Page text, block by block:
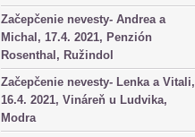
Začepčenie nevesty- Andrea a
Michal, 17.4. 2021, Penzión
Rosenthal, Ružindol
Začepčenie nevesty- Lenka a Vitali,
16.4. 2021, Vináreň u Ludvika,
Modra